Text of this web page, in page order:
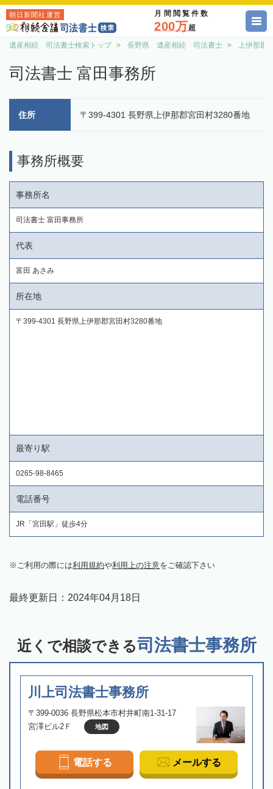
朝日新聞社運営 月間閲覧件数
200万超
遺産相続 司法書士検索トップ 長野県 遺産相続 司法書士 上伊那郡
司法書士 富田事務所
住所 〒399-4301 長野県上伊那郡宮田村3280番地
事務所概要
事務所名
司法書士 富田事務所
代表
富田 あさみ
所在地
〒399-4301 長野県上伊那郡宮田村3280番地
最寄り駅
0265-98-8465
電話番号
JR「宮田駅」徒歩4分
ご利用の際には利用規約や利用上の注意をご確認下さい
最終更新日： 2024年04月18日
近くで相談できる司法書士事務所
川上司法書士事務所
〒399-0036 長野県松本市村井町南1-31-17
宮澤ビル2Ｆ
地図
電話する メールする